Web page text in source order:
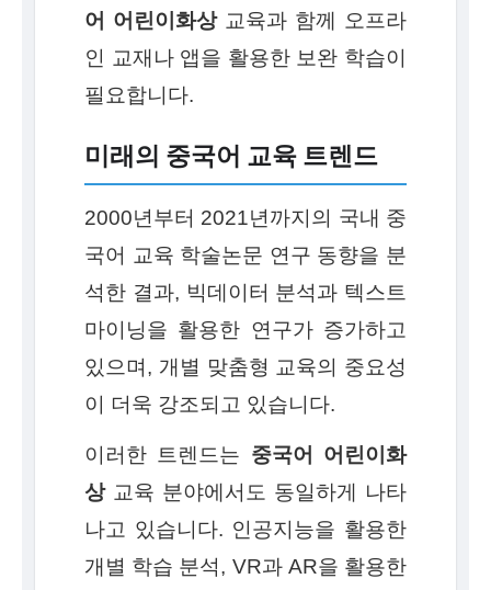
어 어린이화상교육과 함께 오프라
인 교재나 앱을 활용한 보완 학습이
필요합니다.
미래의 중국어 교육 트렌드
2000년부터 2021년까지의 국내 중
국어 교육 학술논문 연구 동향을 분
석한 결과, 빅데이터 분석과 텍스트
마이닝을 활용한 연구가 증가하고
있으며, 개별 맞춤형 교육의 중요성
이 더욱 강조되고 있습니다.
이러한 트렌드는 중국어 어린이화
상교육 분야에서도 동일하게 나타
나고 있습니다. 인공지능을 활용한
개별 학습 분석, VR과 AR을 활용한